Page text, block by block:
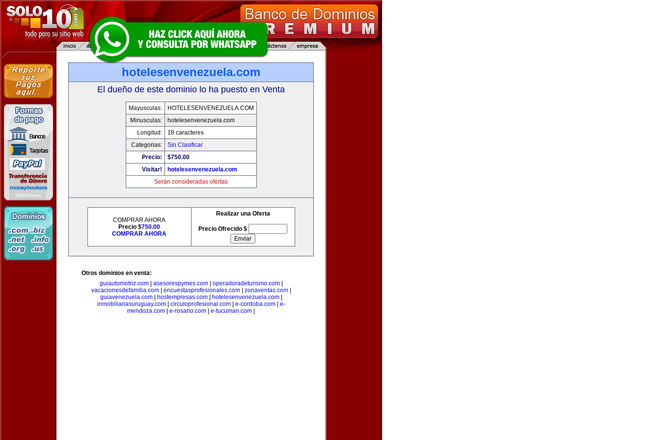
hotelesenvenezuela.com
El dueño de este dominio lo ha puesto en Venta
Mayusculas:
HOTELESENVENEZUELA.COM
Minusculas:
hotelesenvenezuela.com
Longitud:
18 caracteres
Categorias:
Sin Clasificar
Precio:
$750.00
Visitar!
hotelesenvenezuela.com
Serán consideradas ofertas
COMPRAR AHORA
Precio $750.00
COMPRAR AHORA
Realizar una Oferta
Precio Ofrecido $
Otros dominios en venta:
guiautomotriz.com| asesorespymes.com| operadoradeturismo.com|
vacacionesdefamilia.com| encuestasprofesionales.com| zonaventas.com|
guiavenezuela.com| hostempresas.com| hotelesenvenezuela.com|
inmobiliariasuruguay.com| circuloprofesional.com| e-cordoba.com| e-
mendoza.com
e-rosario.com e-tucuman.com